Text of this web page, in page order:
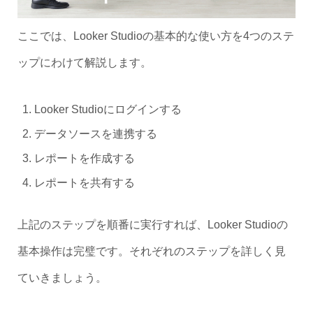
ここでは、Looker Studioの基本的な使い方を4つのステ
ップにわけて解説します。
Looker Studioにログインする
データソースを連携する
レポートを作成する
レポートを共有する
上記のステップを順番に実行すれば、Looker Studioの
基本操作は完璧です。それぞれのステップを詳しく見
ていきましょう。